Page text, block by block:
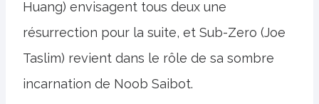
Huang) envisagent tous deux une
résurrection pour la suite, et Sub-Zero (Joe
Taslim) revient dans le rôle de sa sombre
incarnation de Noob Saibot.